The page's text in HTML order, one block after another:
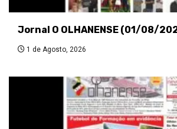
Jornal O OLHANENSE (01/08/
1 de Agosto, 2026